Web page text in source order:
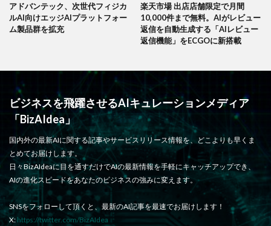
アドバンテック、次世代フィジカ
ルAI向けエッジAIプラットフォー
ム製品群を拡充
楽天市場 出店店舗限定で月間
10,000件まで無料。AIがレビュー
返信を自動生成する「AIレビュー
返信機能」をECGOに新搭載
ビジネスを飛躍させるAIキュレーションメディア
「BizAIdea」
国内外の最新AIに関する記事やサービスリリース情報を、どこよりも早くま
とめてお届けします。
日々BizAIdeaに目を通すだけでAIの最新情報を手軽にキャッチアップでき、
AIの進化スピードをあなたのビジネスの強みに変えます。
SNSをフォローして頂くと、最新のAI記事を最速でお届けします！
X: https://twitter.com/BizAIdea